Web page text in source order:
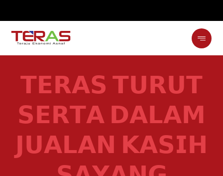
𝗧𝗘𝗥𝗔𝗦 𝗧𝗨𝗥𝗨𝗧
𝗦𝗘𝗥𝗧𝗔 𝗗𝗔𝗟𝗔𝗠
𝗝𝗨𝗔𝗟𝗔𝗡 𝗞𝗔𝗦𝗜𝗛